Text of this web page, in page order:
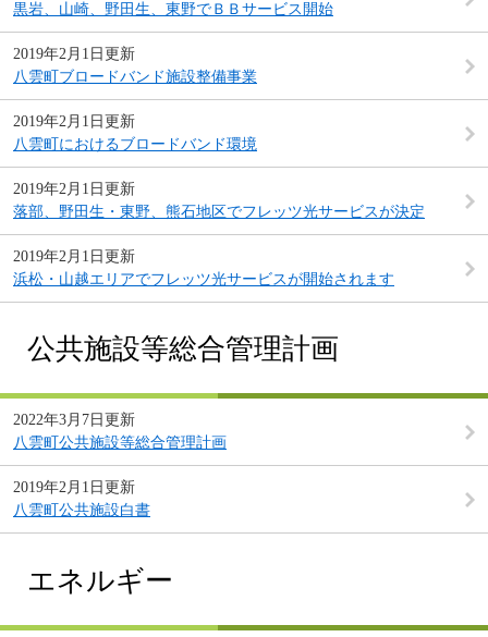
黒岩、山崎、野田生、東野でＢＢサービス開始
2019年2月1日更新
八雲町ブロードバンド施設整備事業
2019年2月1日更新
八雲町におけるブロードバンド環境
2019年2月1日更新
落部、野田生・東野、熊石地区でフレッツ光サービスが決定
2019年2月1日更新
浜松・山越エリアでフレッツ光サービスが開始されます
公共施設等総合管理計画
2022年3月7日更新
八雲町公共施設等総合管理計画
2019年2月1日更新
八雲町公共施設白書
エネルギー